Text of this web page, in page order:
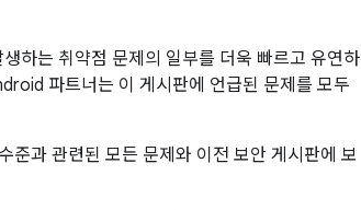
하는 취약점 문제의 일부를 더욱 빠르고 유연하
파트너는 이 게시판에 언급된 문제를 모두
과 관련된 모든 문제와 이전 보안 게시판에 보